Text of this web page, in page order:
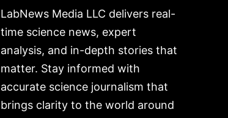
LabNews Media LLC delivers real-
time science news, expert
analysis, and in-depth stories that
matter. Stay informed with
accurate science journalism that
brings clarity to the world around